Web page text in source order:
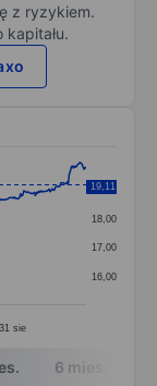
z ryzykiem.
Data
31 sie
16,00
17,00
18,00
19,00
19,11
6 mies.